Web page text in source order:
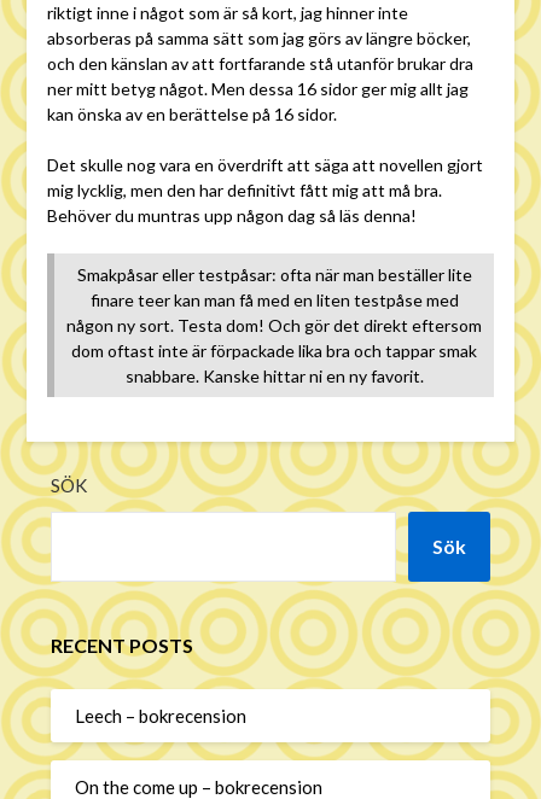
riktigt inne i något som är så kort, jag hinner inte
absorberas på samma sätt som jag görs av längre böcker,
och den känslan av att fortfarande stå utanför brukar dra
ner mitt betyg något. Men dessa 16 sidor ger mig allt jag
kan önska av en berättelse på 16 sidor.
Det skulle nog vara en överdrift att säga att novellen gjort
mig lycklig, men den har definitivt fått mig att må bra.
Behöver du muntras upp någon dag så läs denna!
Smakpåsar eller testpåsar: ofta när man beställer lite
finare teer kan man få med en liten testpåse med
någon ny sort. Testa dom! Och gör det direkt eftersom
dom oftast inte är förpackade lika bra och tappar smak
snabbare. Kanske hittar ni en ny favorit.
SÖK
Sök
RECENT POSTS
Leech – bokrecension
On the come up – bokrecension